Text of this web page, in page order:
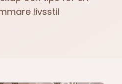
livsstil